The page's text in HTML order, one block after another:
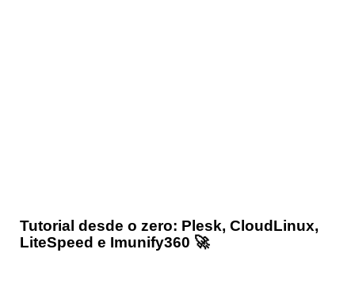
Tutorial desde o zero: Plesk, CloudLinux,
LiteSpeed e Imunify360 🚀